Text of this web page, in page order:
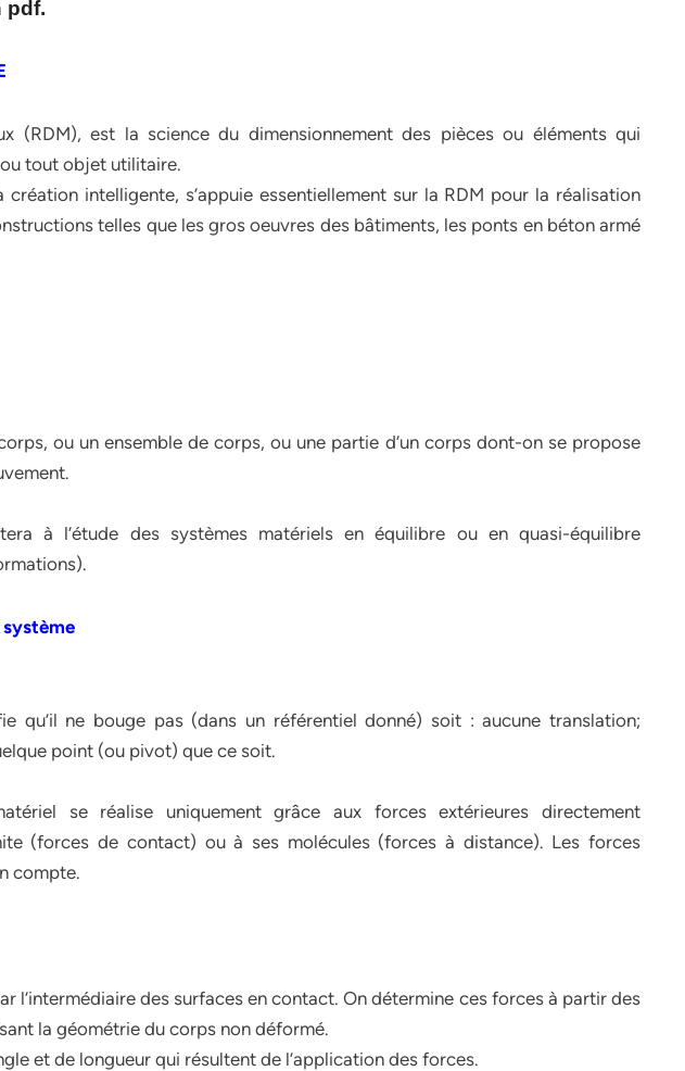
pdf.
(RDM), est la science du dimensionnement des pièces ou éléments qui
tout objet utilitaire.
intelligente, s’appuie essentiellement sur la RDM pour la réalisation
telles que les gros oeuvres des bâtiments, les ponts en béton armé
ou un ensemble de corps, ou une partie d’un corps dont-on se propose
à l’étude des systèmes matériels en équilibre ou en quasi-équilibre
système
qu’il ne bouge pas (dans un référentiel donné) soit : aucune translation;
point (ou pivot) que ce soit.
se réalise uniquement grâce aux forces extérieures directement
(forces de contact) ou à ses molécules (forces à distance). Les forces
compte.
l’intermédiaire des surfaces en contact. On détermine ces forces à partir des
la géométrie du corps non déformé.
et de longueur qui résultent de l’application des forces.